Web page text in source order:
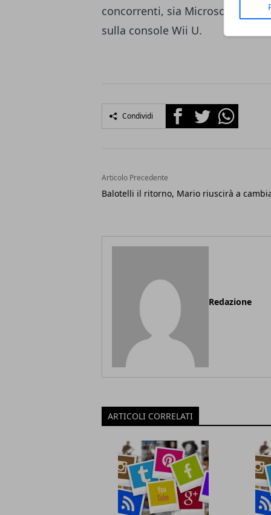
concorrenti, sia Microsoft con
sulla console Wii U.
Condividi FacebookTwitterWhatsapp
Articolo Precedente
Balotelli il ritorno, Mario riuscirà a
Redazione
ARTICOLI CORRELATI